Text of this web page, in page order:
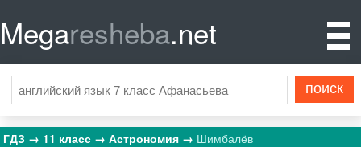
Megaresheba.net
ГДЗ 11 класс Астрономия Шимбалёв